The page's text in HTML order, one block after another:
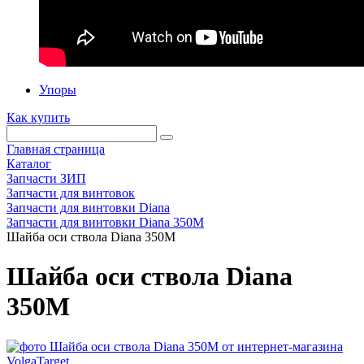
Упоры
Как купить
Главная страница
Каталог
Запчасти ЗИП
Запчасти для винтовок
Запчасти для винтовки Diana
Запчасти для винтовки Diana 350М
Шайба оси ствола Diana 350М
Шайба оси ствола Diana
350М